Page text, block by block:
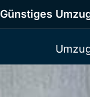
Günstiges